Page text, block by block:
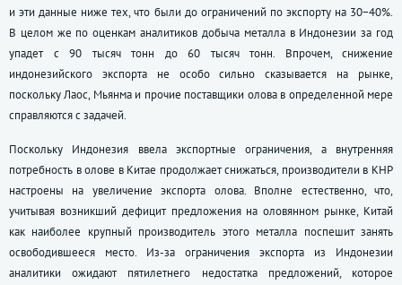
и эти данные ниже тех, что были до ограничений по экспорту на 30−40%.
В целом же по оценкам аналитиков добыча металла в Индонезии за год
упадет с 90 тысяч тонн до 60 тысяч тонн. Впрочем, снижение
индонезийского экспорта не особо сильно сказывается на рынке,
поскольку Лаос, Мьянма и прочие поставщики олова в определенной мере
справляются с задачей.
Поскольку Индонезия ввела экспортные ограничения, а внутренняя
потребность в олове в Китае продолжает снижаться, производители в КНР
настроены на увеличение экспорта олова. Вполне естественно, что,
учитывая возникший дефицит предложения на оловянном рынке, Китай
как наиболее крупный производитель этого металла поспешит занять
освободившееся место. Из-за ограничения экспорта из Индонезии
аналитики ожидают пятилетнего недостатка предложений, которое